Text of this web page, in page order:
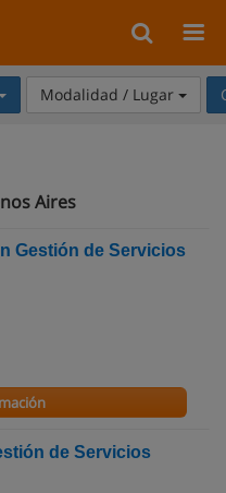
Modalidad / Lugar
Aires
Gestión de Servicios
de Servicios